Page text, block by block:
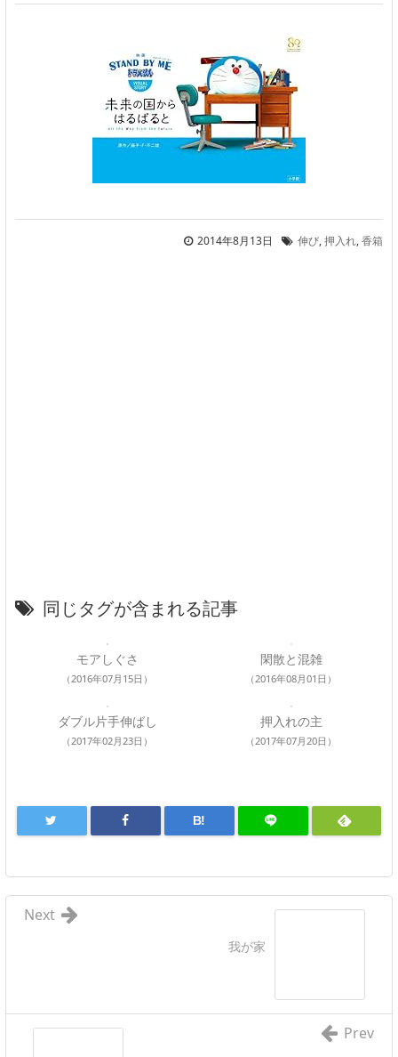
2014年8月13日 伸び,押入れ,香箱
同じタグが含まれる記事
モアしぐさ
（2016年07月15日）
閑散と混雑
（2016年08月01日）
ダブル片手伸ばし
（2017年02月23日）
押入れの主
（2017年07月20日）
B!
我が家
Next
Prev